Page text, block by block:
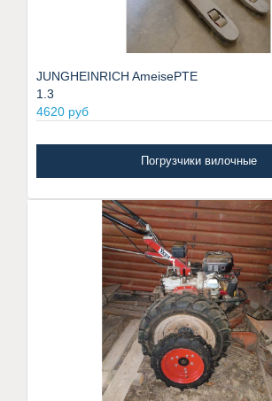
JUNGHEINRICH AmeisePTE
1.3
4620 руб
Погрузчики вилочные